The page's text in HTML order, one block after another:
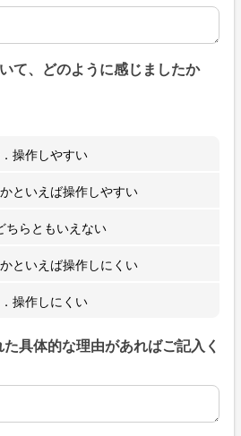
具体的な理由があればご記入くだ
て、どのように感じましたか
操作しやすい
といえば操作しやすい
ちらともいえない
といえば操作しにくい
操作しにくい
具体的な理由があればご記入く
具体的な理由があればご記入くだ